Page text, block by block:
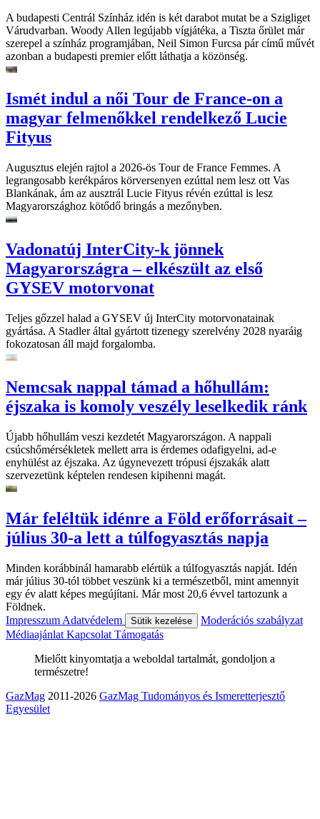
A budapesti Centrál Színház idén is két darabot mutat be a Szigliget
Várudvarban. Woody Allen legújabb vígjátéka, a Tiszta őrület már
szerepel a színház programjában, Neil Simon Furcsa pár című művét
azonban a budapesti premier előtt láthatja a közönség.
Ismét indul a női Tour de France-on a
magyar felmenőkkel rendelkező Lucie
Fityus
Augusztus elején rajtol a 2026-ös Tour de France Femmes. A
legrangosabb kerékpáros körversenyen ezúttal nem lesz ott Vas
Blankának, ám az ausztrál Lucie Fityus révén ezúttal is lesz
Magyarországhoz kötődő bringás a mezőnyben.
Vadonatúj InterCity-k jönnek
Magyarországra – elkészült az első
GYSEV motorvonat
Teljes gőzzel halad a GYSEV új InterCity motorvonatainak
gyártása. A Stadler által gyártott tizenegy szerelvény 2028 nyaráig
fokozatosan áll majd forgalomba.
Nemcsak nappal támad a hőhullám:
éjszaka is komoly veszély leselkedik ránk
Újabb hőhullám veszi kezdetét Magyarországon. A nappali
csúcshőmérsékletek mellett arra is érdemes odafigyelni, ad-e
enyhülést az éjszaka. Az úgynevezett trópusi éjszakák alatt
szervezetünk képtelen rendesen kipihenni magát.
Már feléltük idénre a Föld erőforrásait –
július 30-a lett a túlfogyasztás napja
Minden korábbinál hamarabb elértük a túlfogyasztás napját. Idén
már július 30-tól többet veszünk ki a természetből, mint amennyit
egy év alatt képes megújítani. Már most 20,6 évvel tartozunk a
Földnek.
Impresszum Adatvédelem Sütik kezelése
Moderációs szabályzat
Médiaajánlat Kapcsolat Támogatás
Mielőtt kinyomtatja a weboldal tartalmát, gondoljon a
természetre!
GazMag 2011-2026 GazMag Tudományos és Ismeretterjesztő
Egyesület